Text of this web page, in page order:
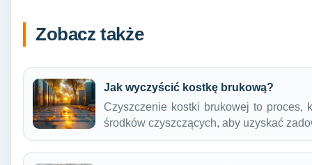
Zobacz także
Jak wyczyścić kostkę brukową?
Czyszczenie kostki brukowej to proces,
środków czyszczących, aby uzyskać